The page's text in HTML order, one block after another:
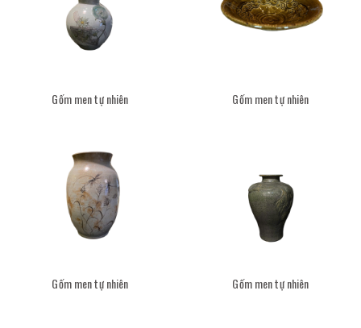
Gốm men tự nhiên Gốm men tự nhiên
Gốm men tự nhiên Gốm men tự nhiên